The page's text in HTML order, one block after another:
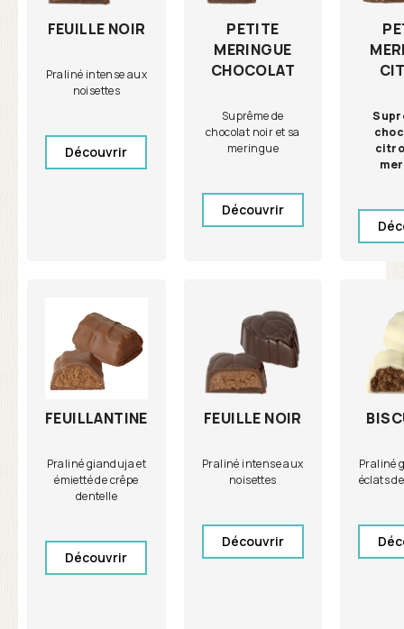
FEUILLE NOIR
Praliné intense aux
noisettes
Découvrir
PETITE
MERINGUE
CHOCOLAT
Suprême de
chocolat noir et sa
meringue
Découvrir
FEUILLANTINE
Praliné gianduja et
émietté de crêpe
dentelle
Découvrir
FEUILLE NOIR
Praliné intense aux
noisettes
Découvrir
Praliné
éclats